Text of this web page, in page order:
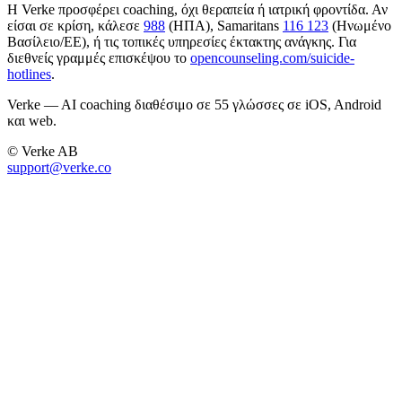
Η Verke προσφέρει coaching, όχι θεραπεία ή ιατρική φροντίδα. Αν
είσαι σε κρίση, κάλεσε 988 (ΗΠΑ), Samaritans 116 123 (Ηνωμένο
Βασίλειο/ΕΕ), ή τις τοπικές υπηρεσίες έκτακτης ανάγκης. Για
διεθνείς γραμμές επισκέψου το opencounseling.com/suicide-
hotlines.
Verke — AI coaching διαθέσιμο σε 55 γλώσσες σε iOS, Android
και web.
© Verke AB
support@verke.co